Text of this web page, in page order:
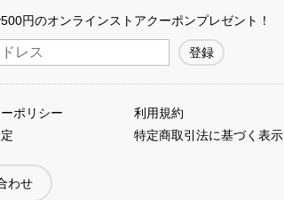
円のオンラインストアクーポンプレゼント！
ポリシー
利用規約
特定商取引法に基づく表示
わせ